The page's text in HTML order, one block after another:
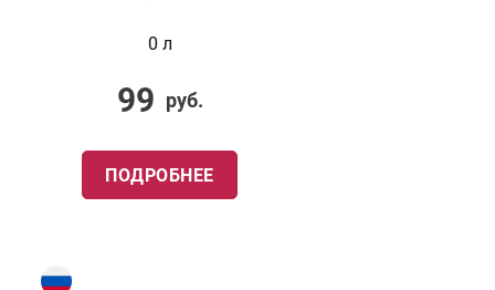
0 л
99 руб.
ПОДРОБНЕЕ